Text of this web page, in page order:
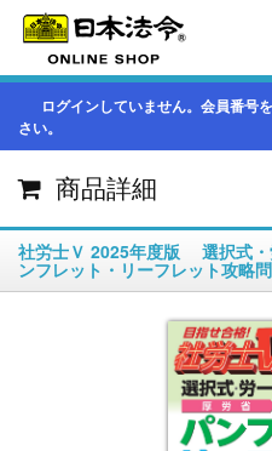
ログインしていません。会員番号
さい。
商品詳細
社労士Ｖ 2025年度版 選択式
ンフレット・リーフレット攻略